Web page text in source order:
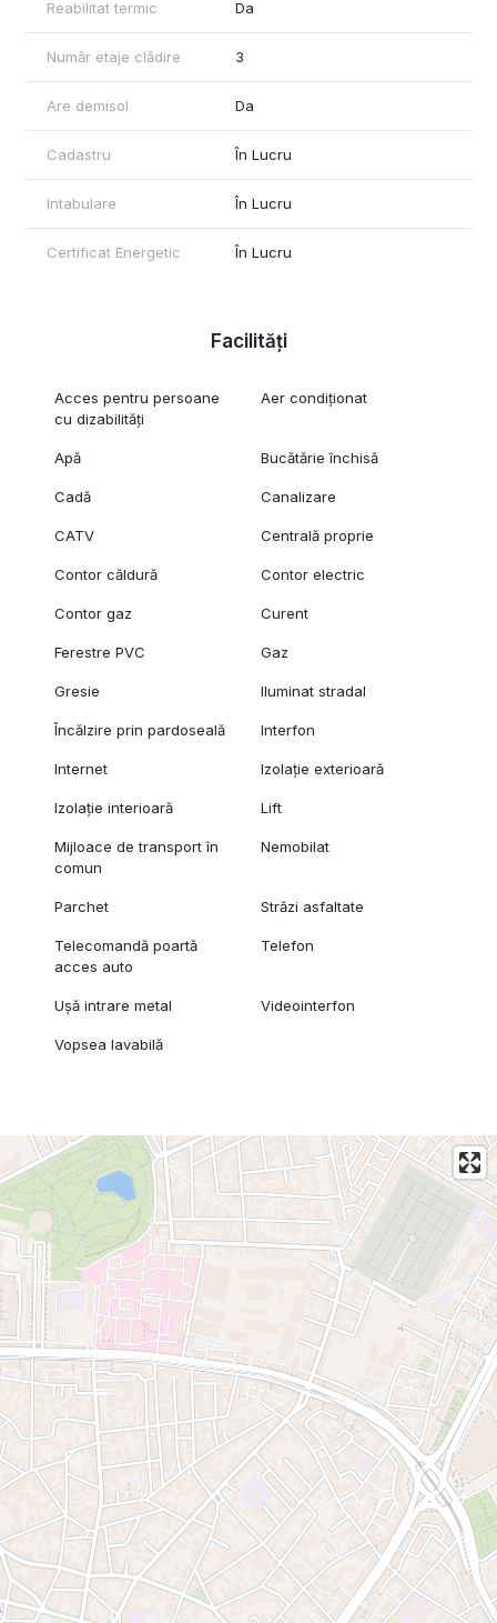
Reabilitat termic Da
Număr etaje clădire 3
Are demisol Da
Cadastru În Lucru
Intabulare În Lucru
Certificat Energetic În Lucru
Facilități
Acces pentru persoane
cu dizabilități
Aer condiționat
Apă Bucătărie închisă
Cadă Canalizare
CATV Centrală proprie
Contor căldură Contor electric
Contor gaz Curent
Ferestre PVC Gaz
Gresie Iluminat stradal
Încălzire prin pardoseală Interfon
Internet Izolație exterioară
Izolație interioară Lift
Mijloace de transport în
comun
Nemobilat
Parchet Străzi asfaltate
Telecomandă poartă
acces auto
Telefon
Ușă intrare metal Videointerfon
Vopsea lavabilă